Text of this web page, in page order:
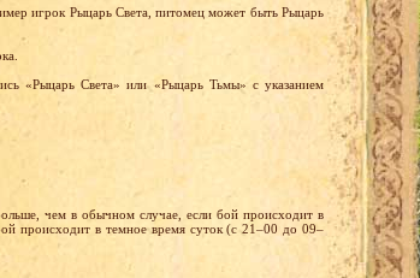
игрок Рыцарь Света, питомец может быть Рыцарь
«Рыцарь Света» или «Рыцарь Тьмы» с указанием
чем в обычном случае, если бой происходит в
происходит в темное время суток (с 21–00 до 09–